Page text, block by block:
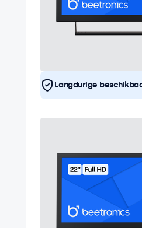
Langdurige